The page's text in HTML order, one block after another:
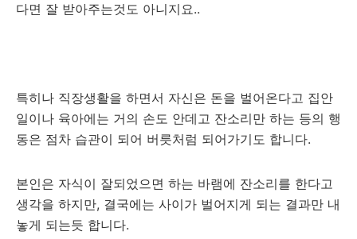
다면 잘 받아주는것도 아니지요..
특히나 직장생활을 하면서 자신은 돈을 벌어온다고 집안
일이나 육아에는 거의 손도 안데고 잔소리만 하는 등의 행
동은 점차 습관이 되어 버릇처럼 되어가기도 합니다.
본인은 자식이 잘되었으면 하는 바램에 잔소리를 한다고
생각을 하지만, 결국에는 사이가 벌어지게 되는 결과만 내
놓게 되는듯 합니다.